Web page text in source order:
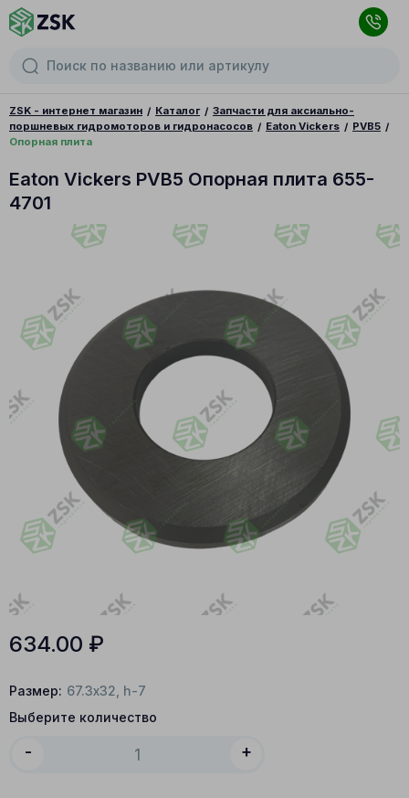
ZSK - интернет магазин Каталог
Запчасти для аксиально-
поршневых гидромоторов и гидронасосов
Eaton Vickers
PVB5
Опорная плита
Eaton Vickers PVB5 Опорная плита 655-
4701
634.00 ₽
Размер: 67.3x32, h-7
Выберите количество
- +